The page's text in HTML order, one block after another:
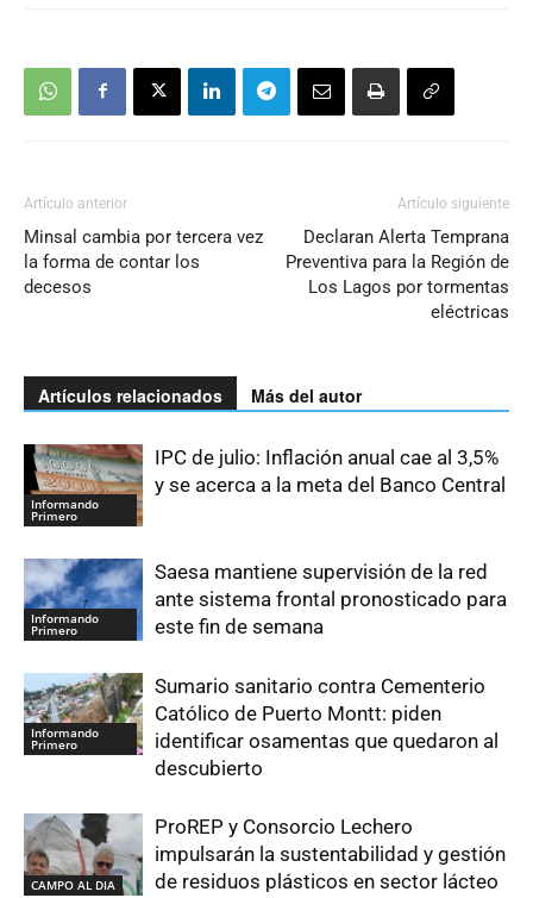
Artículo anterior
Minsal cambia por tercera vez
la forma de contar los
decesos
Artículo siguiente
Declaran Alerta Temprana
Preventiva para la Región de
Los Lagos por tormentas
eléctricas
Artículos relacionados Más del autor
Informando
Primero
IPC de julio: Inflación anual cae al 3,5%
y se acerca a la meta del Banco Central
Informando
Primero
Saesa mantiene supervisión de la red
ante sistema frontal pronosticado para
este fin de semana
Informando
Primero
Sumario sanitario contra Cementerio
Católico de Puerto Montt: piden
identificar osamentas que quedaron al
descubierto
CAMPO AL DIA
ProREP y Consorcio Lechero
impulsarán la sustentabilidad y gestión
de residuos plásticos en sector lácteo